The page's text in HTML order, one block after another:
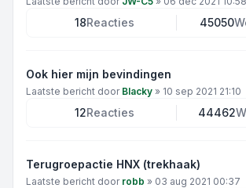
18Reacties 45050
Ook hier mijn bevindingen
Laatste bericht door Blacky » 10 sep 2021 21:10
12Reacties 44462
Terugroepactie HNX (trekhaak)
Laatste bericht door robb » 03 aug 2021 00:37